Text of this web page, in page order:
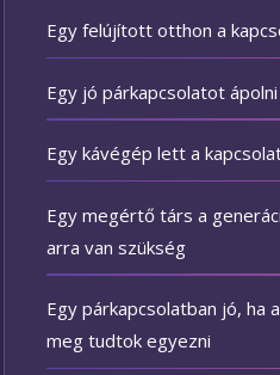
Egy felújított otthon a
Egy jó párkapcsolatot ápolni
Egy kávégép lett a
Egy megértő társ a
arra van szükség
Egy párkapcsolatban jó, ha
meg tudtok egyezni